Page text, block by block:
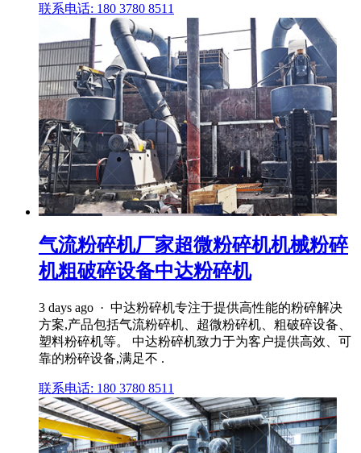
联系电话: 180 3780 8511
气流粉碎机厂家超微粉碎机机械粉碎
机粗破碎设备中达粉碎机
3 days ago · 中达粉碎机专注于提供高性能的粉碎解决
方案,产品包括气流粉碎机、超微粉碎机、粗破碎设备、
塑料粉碎机等。 中达粉碎机致力于为客户提供高效、可
靠的粉碎设备,满足不 .
联系电话: 180 3780 8511